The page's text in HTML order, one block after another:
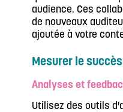
audience. Ces
de nouveaux
ajoutée à votre
Mesurer le succès
Analyses et
Utilisez des outils